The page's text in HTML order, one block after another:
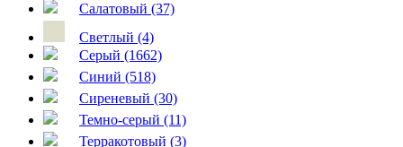
Салатовый (37)
Светлый (4)
Серый (1662)
Синий (518)
Сиреневый (30)
Темно-серый (11)
Терракотовый (3)